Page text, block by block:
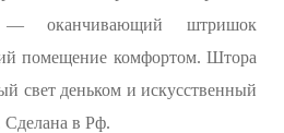
— оканчивающий штришок
помещение комфортом. Штора
свет деньком и искусственный
в Рф.